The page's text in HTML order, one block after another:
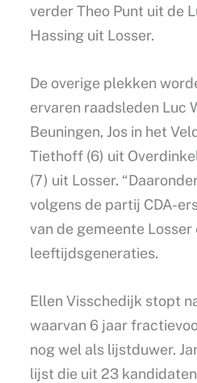
verder Theo Punt uit de
Hassing uit Losser.
De overige plekken
ervaren raadsleden Luc
Beuningen, Jos in het
Tiethoff (6) uit
(7) uit Losser.
volgens de partij CDA-
van de gemeente Losser
leeftijdsgeneraties.
Ellen Visschedijk stopt
waarvan 6 jaar
nog wel als lijstduwer.
lijst die uit 23